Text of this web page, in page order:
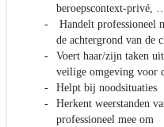
beroepscontext-privé,
Handelt professioneel
de achtergrond van de
Voert haar/zijn taken
veilige omgeving voor
Helpt bij noodsituaties
Herkent weerstanden
professioneel mee om